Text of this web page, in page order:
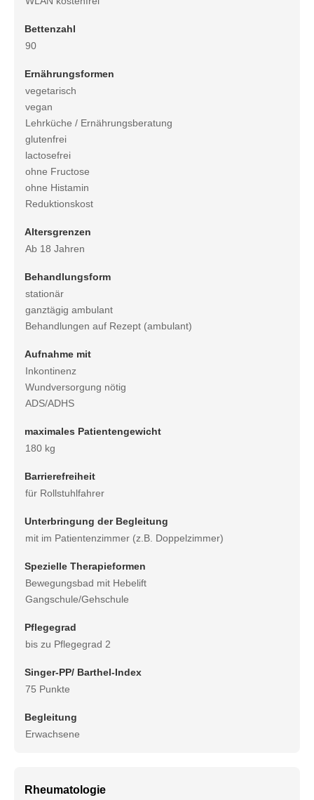
Bettenzahl
90
Ernährungsformen
vegetarisch
vegan
Lehrküche / Ernährungsberatung
glutenfrei
lactosefrei
ohne Fructose
ohne Histamin
Reduktionskost
Altersgrenzen
Ab 18 Jahren
Behandlungsform
stationär
ganztägig ambulant
Behandlungen auf Rezept (ambulant)
Aufnahme mit
Inkontinenz
Wundversorgung nötig
ADS/ADHS
maximales Patientengewicht
180 kg
Barrierefreiheit
für Rollstuhlfahrer
Unterbringung der Begleitung
mit im Patientenzimmer (z.B. Doppelzimmer)
Spezielle Therapieformen
Bewegungsbad mit Hebelift
Gangschule/Gehschule
Pflegegrad
bis zu Pflegegrad 2
Singer-PP/ Barthel-Index
75 Punkte
Begleitung
Erwachsene
Rheumatologie